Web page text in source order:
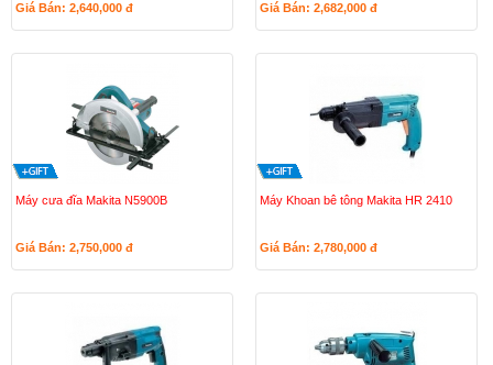
Giá Bán: 2,640,000 đ Giá Bán: 2,682,000 đ
Máy cưa đĩa Makita N5900B
Giá Bán: 2,750,000 đ
Máy Khoan bê tông Makita HR 2410
Giá Bán: 2,780,000 đ